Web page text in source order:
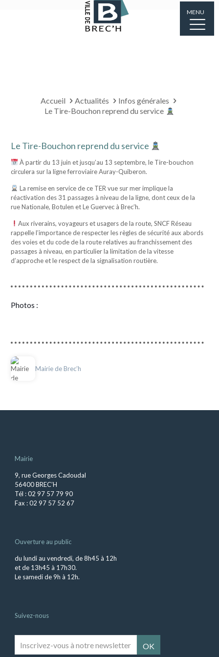
MENU
Accueil Actualités
Infos générales
Le Tire-Bouchon reprend du service
Le Tire-Bouchon reprend du service
À partir du 13 juin et jusqu’au 13 septembre, le Tire-bouchon
circulera sur la ligne ferroviaire Auray-Quiberon.
La remise en service de ce TER vue sur mer implique la
réactivation des 31 passages à niveau de la ligne, dont ceux de la
rue Nationale, Botulen et Le Guervec à Brec’h.
Aux riverains, voyageurs et usagers de la route, SNCF Réseau
rappelle l’importance de respecter les règles de sécurité aux abords
des voies et du code de la route relatives au franchissement des
passages à niveau, en particulier la limitation de la vitesse
d’approche et le respect de la signalisation routière.
Photos :
Mairie de Brec’h
Mairie
9, rue Georges Cadoudal
56400 BREC’H
Tél : 02 97 57 79 90
Fax : 02 97 57 52 67
Ouverture au public
du lundi au vendredi, de 8h45 à 12h
et de 13h45 à 17h30.
Le samedi de 9h à 12h.
Suivez-nous
vous